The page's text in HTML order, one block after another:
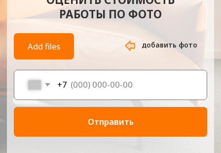
Отправить
мастерская по перетяжке мебели рядом со станцией метро
Волоколамская. Мы предлагаем услуги по обновлению
мягкой мебели любой сложности — от классических
Перетяжка мебели на м. Волоколамская